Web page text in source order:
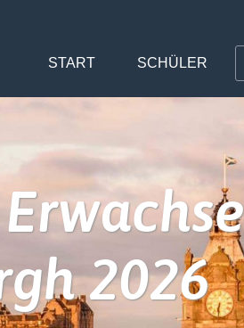
START SCHÜLER
2026